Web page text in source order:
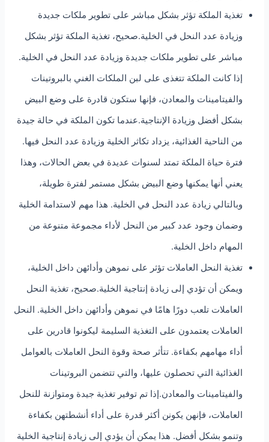
تغذية الملكة تؤثر بشكل مباشر على تطوير ملكات جديدة
وزيادة عدد النحل في الخلية.صحيح، تغذية الملكة تؤثر بشكل
مباشر على تطوير ملكات جديدة وزيادة عدد النحل في الخلية.
إذا كانت الملكة تتغذى على لبن الملكات الغني بالبروتينات
والفيتامينات والمعادن، فإنها ستكون قادرة على وضع البيض
بشكل أفضل وزيادة الإنتاجية.عندما تكون الملكة في حالة جيدة
من الناحية الغذائية، يزداد تكاثر الخلية وزيادة عدد النحل فيها.
فترة حياة الملكة تمتد لسنوات عديدة في بعض الحالات، وهذا
يعني أنها يمكنها وضع البيض بشكل مستمر لفترة طويلة،
وبالتالي زيادة عدد النحل في الخلية. هذا مهم لاستدامة الخلية
وضمان وجود عدد كبير من النحل لأداء مجموعة متنوعة من
المهام داخل الخلية.
تغذية النحل العاملات تؤثر على نموهن وأدائهن داخل الخلية،
ويمكن أن تؤدي إلى زيادة إنتاجية الخلية.صحيح، تغذية النحل
العاملات تلعب دورًا هامًا في نموهن وأدائهن داخل الخلية. النحل
العاملات يعتمدون على التغذية السليمة ليكونوا قادرين على
أداء مهامهم بكفاءة. تتأثر صحة وقوة النحل العاملات بالعوامل
الغذائية التي تحصلون عليها، والتي تتضمن البروتينات
والفيتامينات والمعادن.إذا تم توفير تغذية جيدة ومتوازنة للنحل
العاملات، فإنهن يكونن أكثر قدرة على أداء أنشطتهن بكفاءة
وتنمو بشكل أفضل. هذا يمكن أن يؤدي إلى زيادة إنتاجية الخلية